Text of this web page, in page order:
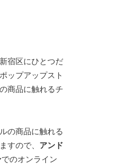
宿区にひとつだ
ップアップスト
商品に触れるチ
の商品に触れる
すので、 アンド
でのオンライン